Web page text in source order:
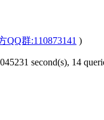
QQ群:110873141 )
second(s), 14